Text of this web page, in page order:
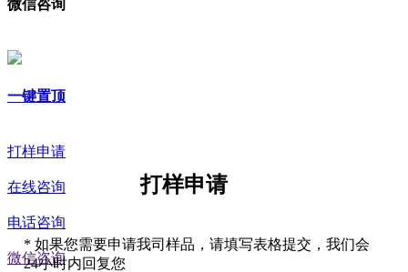
微信咨询
一键置顶
打样申请
在线咨询
电话咨询
微信咨询
打样申请
* 如果您需要申请我司样品，请填写表格提交，我们会
24小时内回复您